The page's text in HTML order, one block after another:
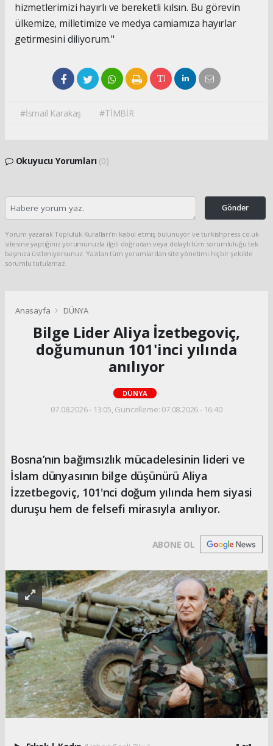
hizmetlerimizi hayırlı ve bereketli kılsın. Bu görevin
ülkemize, milletimize ve medya camiamıza hayırlar
getirmesini diliyorum."
#İsmail Karakaş #TİMBİR
Okuyucu Yorumları (0)
Gönder
Yorum yazarak Topluluk Kuralları’nı kabul etmiş bulunuyor ve turkishpress.co.uk
sitesine yaptığınız yorumunuzla ilgili doğrudan veya dolaylı tüm sorumluluğu tek
başınıza üstleniyorsunuz. Yazılan tüm yorumlardan site yönetimi hiçbir şekilde
sorumlu tutulamaz.
Anasayfa DÜNYA
Bilge Lider Aliya İzetbegoviç,
doğumunun 101'inci yılında
anılıyor
DÜNYA
07.08.2026 - 13:05, Güncelleme: 07.08.2026 - 16:40
Bosna’nın bağımsızlık mücadelesinin lideri ve
İslam dünyasının bilge düşünürü Aliya
İzzetbegoviç, 101'nci doğum yılında hem siyasi
duruşu hem de felsefi mirasıyla anılıyor.
ABONE OL